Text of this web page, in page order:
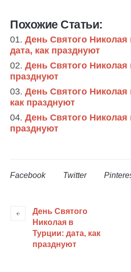
Похожие Статьи:
День Святого Николая
дата, как празднуют
День Святого Николая
празднуют
День Святого Николая
как празднуют
День Святого Николая
празднуют
Facebook Twitter
День Святого
Николая в
Турции: дата, как
празднуют